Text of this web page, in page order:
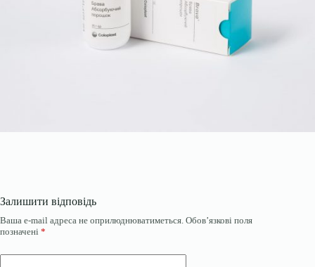
Залишити відповідь
Ваша e-mail адреса не оприлюднюватиметься. Обов’язкові поля
позначені *